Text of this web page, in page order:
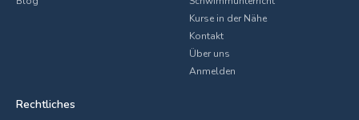
Kurse in der Nähe
Kontakt
Über uns
Anmelden
Rechtliches